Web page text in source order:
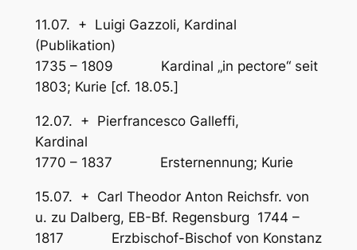
11.07. + Luigi Gazzoli, Kardinal
(Publikation)
1735 – 1809 Kardinal „in pectore“ seit
1803; Kurie [cf. 18.05.]
12.07. + Pierfrancesco Galleffi,
Kardinal
1770 – 1837 Ersternennung; Kurie
15.07. + Carl Theodor Anton Reichsfr. von
u. zu Dalberg, EB-Bf. Regensburg 1744 –
1817 Erzbischof-Bischof von Konstanz